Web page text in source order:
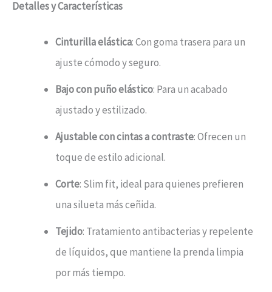
Detalles y Características
Cinturilla elástica: Con goma trasera para un
ajuste cómodo y seguro.
Bajo con puño elástico: Para un acabado
ajustado y estilizado.
Ajustable con cintas a contraste: Ofrecen un
toque de estilo adicional.
Corte: Slim fit, ideal para quienes prefieren
una silueta más ceñida.
Tejido: Tratamiento antibacterias y repelente
de líquidos, que mantiene la prenda limpia
por más tiempo.